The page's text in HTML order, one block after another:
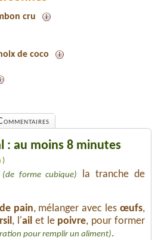
cru
de coco
: au moins 8 minutes
)
(de forme cubique)
la tranche de
pain, mélanger avec les œufs,
, l'ail et le poivre, pour former
pour remplir un aliment).